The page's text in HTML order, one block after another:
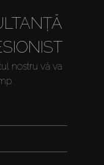
nostru vă va